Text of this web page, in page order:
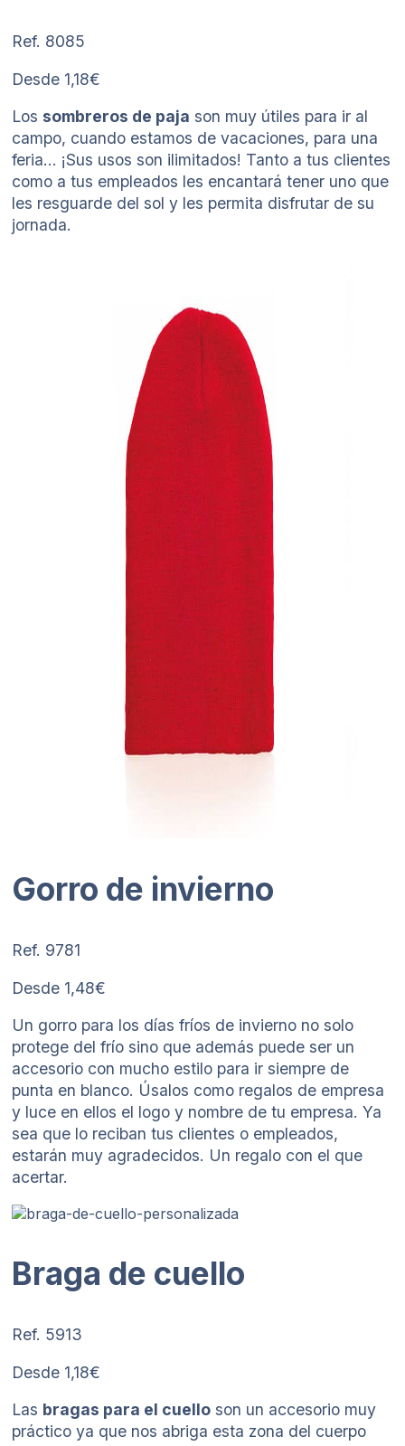
Ref. 8085
Desde 1,18€
Los sombreros de paja son muy útiles para ir al
campo, cuando estamos de vacaciones, para una
feria… ¡Sus usos son ilimitados! Tanto a tus clientes
como a tus empleados les encantará tener uno que
les resguarde del sol y les permita disfrutar de su
jornada.
Gorro de invierno
Ref. 9781
Desde 1,48€
Un gorro para los días fríos de invierno no solo
protege del frío sino que además puede ser un
accesorio con mucho estilo para ir siempre de
punta en blanco. Úsalos como regalos de empresa
y luce en ellos el logo y nombre de tu empresa. Ya
sea que lo reciban tus clientes o empleados,
estarán muy agradecidos. Un regalo con el que
acertar.
Braga de cuello
Ref. 5913
Desde 1,18€
Las bragas para el cuello son un accesorio muy
práctico ya que nos abriga esta zona del cuerpo